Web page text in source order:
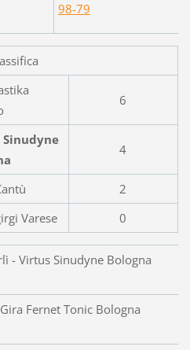
98-79
6
4
2
Varese 0
- Virtus Sinudyne Bologna
Fernet Tonic Bologna